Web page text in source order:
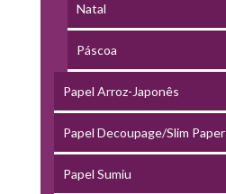
Natal
Páscoa
Papel Arroz-Japonês
Papel Decoupage/Slim Paper
Papel Sumiu